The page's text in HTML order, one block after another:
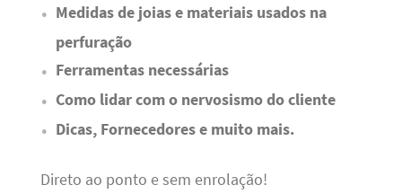
Medidas de joias e materiais usados na
perfuração
Ferramentas necessárias
Como lidar com o nervosismo do cliente
Dicas, Fornecedores e muito mais.
Direto ao ponto e sem enrolação!